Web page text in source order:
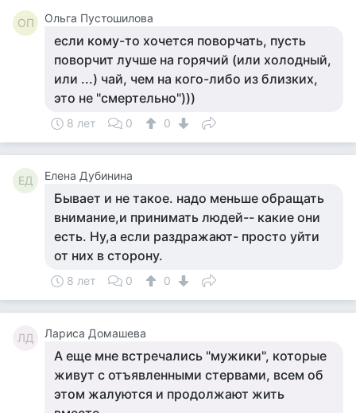
ОП Ольга Пустошилова
если кому-то хочется поворчать, пусть
поворчит лучше на горячий (или холодный,
или ...) чай, чем на кого-либо из близких,
это не "смертельно")))
8 лет 0 0
ЕД Елена Дубинина
Бывает и не такое. надо меньше обращать
внимание,и принимать людей-- какие они
есть. Ну,а если раздражают- просто уйти
от них в сторону.
8 лет 0 0
ЛД Лариса Домашева
А еще мне встречались "мужики", которые
живут с отъявленными стервами, всем об
этом жалуются и продолжают жить